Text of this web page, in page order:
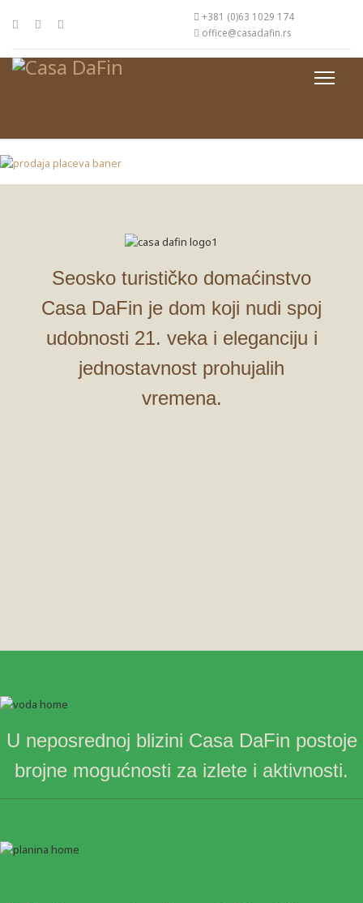
+381 (0)63 1029 174
office@casadafin.rs
Seosko turističko domaćinstvo
Casa DaFin je dom koji nudi spoj
udobnosti 21. veka i eleganciju i
jednostavnost prohujalih
vremena.
U neposrednoj blizini Casa DaFin postoje
brojne mogućnosti za izlete i aktivnosti.